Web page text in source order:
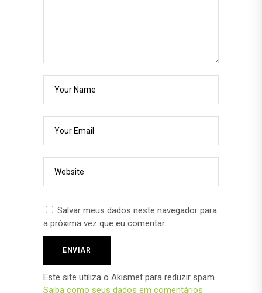
Salvar meus dados neste navegador para
a próxima vez que eu comentar.
Este site utiliza o Akismet para reduzir spam.
Saiba como seus dados em comentários